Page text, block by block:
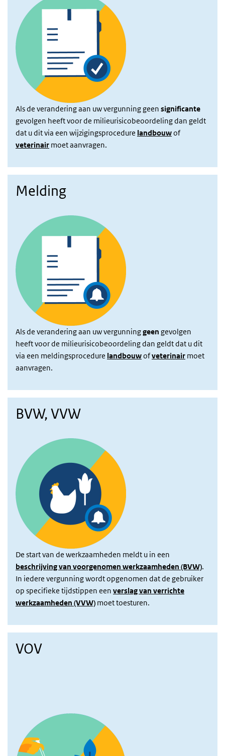
Als de verandering aan uw vergunning geen significante
gevolgen heeft voor de milieurisicobeoordeling dan geldt
dat u dit via een wijzigingsprocedure landbouwof
veterinair moet aanvragen.
Melding
Als de verandering aan uw vergunninggeen gevolgen
heeft voor de milieurisicobeoordeling dan geldt dat u dit
via een meldingsprocedure landbouwofveterinair moet
aanvragen.
BVW, VVW
De start van de werkzaamheden meldt u in een
beschrijving van voorgenomen werkzaamheden (BVW).
In iedere vergunning wordt opgenomen dat de gebruiker
op specifieke tijdstippen een verslag van verrichte
werkzaamheden (VVW) moet toesturen.
VOV